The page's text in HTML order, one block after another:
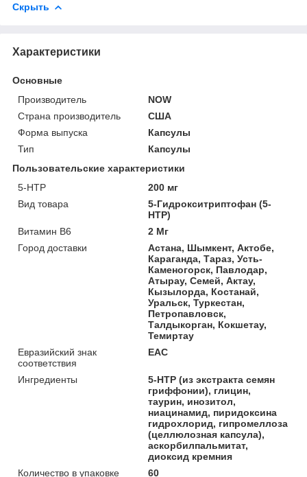
Скрыть
Характеристики
Основные
Производитель
NOW
Страна производитель
США
Форма выпуска
Капсулы
Тип
Капсулы
Пользовательские характеристики
5-HTP
200 мг
Вид товара
5-Гидрокситриптофан (5-
HTP)
Витамин B6
2 Мг
Город доставки
Астана, Шымкент, Актобе,
Караганда, Тараз, Усть-
Каменогорск, Павлодар,
Атырау, Семей, Актау,
Кызылорда, Костанай,
Уральск, Туркестан,
Петропавловск,
Талдыкорган, Кокшетау,
Темиртау
Евразийский знак
соответствия
ЕАС
Ингредиенты
5-HTP (из экстракта семян
гриффонии), глицин,
таурин, инозитол,
ниацинамид, пиридоксина
гидрохлорид, гипромеллоза
(целлюлозная капсула),
аскорбилпальмитат,
диоксид кремния
Количество в упаковке
60